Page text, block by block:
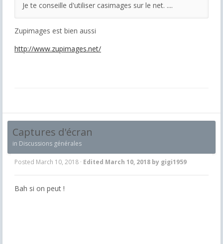
Je te conseille d'utiliser casimages sur le net. ....
Zupimages est bien aussi
http://www.zupimages.net/
Captures d'écran
in Discussions générales
Posted March 10, 2018 · Edited March 10, 2018 by gigi1959
Bah si on peut !